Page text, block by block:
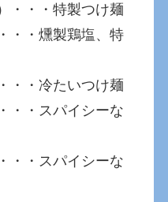
・・・特製つけ麺
・・燻製鶏塩、特
・・冷たいつけ麺
・・スパイシーな
・・スパイシーな